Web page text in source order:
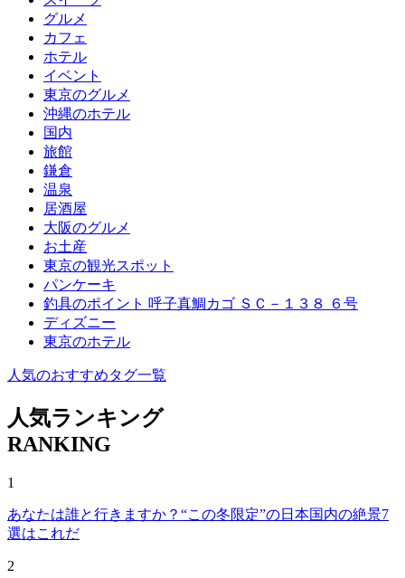
グルメ
カフェ
ホテル
イベント
東京のグルメ
沖縄のホテル
国内
旅館
鎌倉
温泉
居酒屋
大阪のグルメ
お土産
東京の観光スポット
パンケーキ
釣具のポイント 呼子真鯛カゴ ＳＣ－１３８ ６号
ディズニー
東京のホテル
人気のおすすめタグ一覧
人気ランキング
RANKING
1
あなたは誰と行きますか？“この冬限定”の日本国内の絶景7
選はこれだ
2